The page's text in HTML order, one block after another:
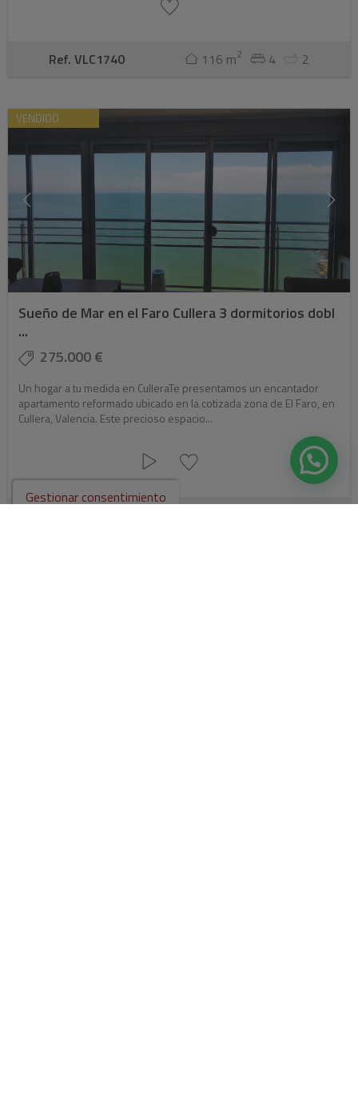
Ref. VLC1740 116 m2 4 2
VENDIDO
Sueño de Mar en el Faro Cullera 3 dormitorios dobl
...
275.000 €
Un hogar a tu medida en CulleraTe presentamos un encantador
apartamento reformado ubicado en la cotizada zona de El Faro, en
Cullera, Valencia. Este precioso espacio...
2
Gestionar consentimiento